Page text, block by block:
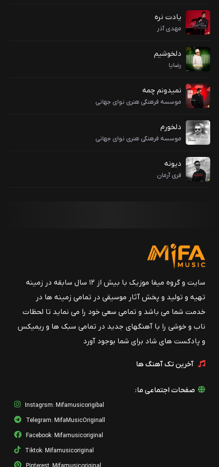
یادت نره
مهدی آذر
دلخوشیم
رضایا
نمیدونم چمه
موسسه فرهنگی هنری نوای جهانی
دلخورم
موسسه فرهنگی هنری نوای جهانی
دیونه
فری آرمان
سایت و گروه میفا موزیک با بیش از ۱۲ سال سابقه در زمینه
تهیه و تولید و پخش آثار موسیقی در تمامی زمینه ها در
خدمت شما می باشد و تمامی سعی خود را می نماید تا لحظات
ناب و خوشی را با آهنگهای جدید در تمامی سبک ها و ریمیکس
و پادکست های شاد برای شما بوجود آورد
آخرین تک آهنگ ها
صفحات اجتماعی ما:
Instagrsm: Mifamusicorigibal
Telegram: MifaMusicOriginall
Facebook: Mifamusicoriginal
Tiktok: Mifamusicoriginal